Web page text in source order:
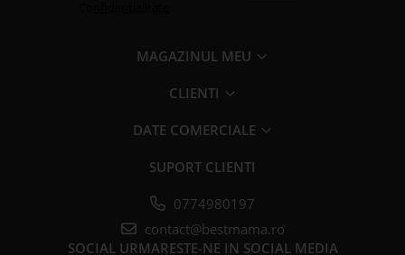
MAGAZINUL MEU
CLIENTI
DATE COMERCIALE
SUPORT CLIENTI
0774980197
contact@bestmama.ro
SOCIAL URMARESTE-NE IN SOCIAL MEDIA